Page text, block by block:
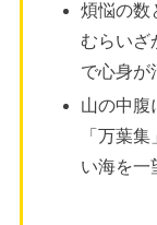
煩悩の数
むらいざ
で心身が
山の中腹
「万葉
い海を一